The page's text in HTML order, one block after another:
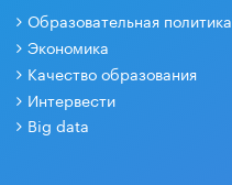
Образовательная политика
Экономика
Качество образования
Интервести
Big data